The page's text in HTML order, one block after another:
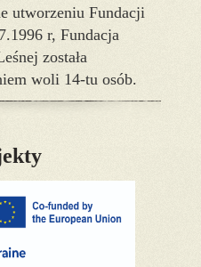
utworzeniu Fundacji
r, Fundacja
została
woli 14-tu osób.